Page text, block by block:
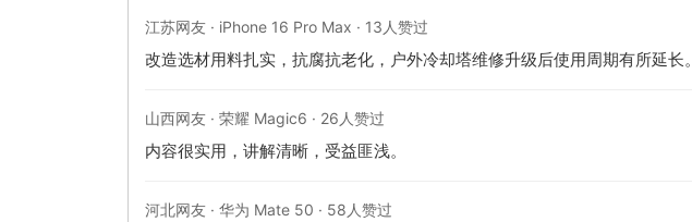
江苏网友 · iPhone 16 Pro Max · 13人赞过
改造选材用料扎实，抗腐抗老化，户外冷却塔维修升级后使用周期有所延长。
山西网友 · 荣耀 Magic6 · 26人赞过
内容很实用，讲解清晰，受益匪浅。
河北网友 · 华为 Mate 50 · 58人赞过